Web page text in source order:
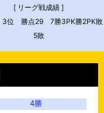
[ リーグ戦成績 ]
3位 勝点29 7勝3PK勝2PK敗
5敗
4勝